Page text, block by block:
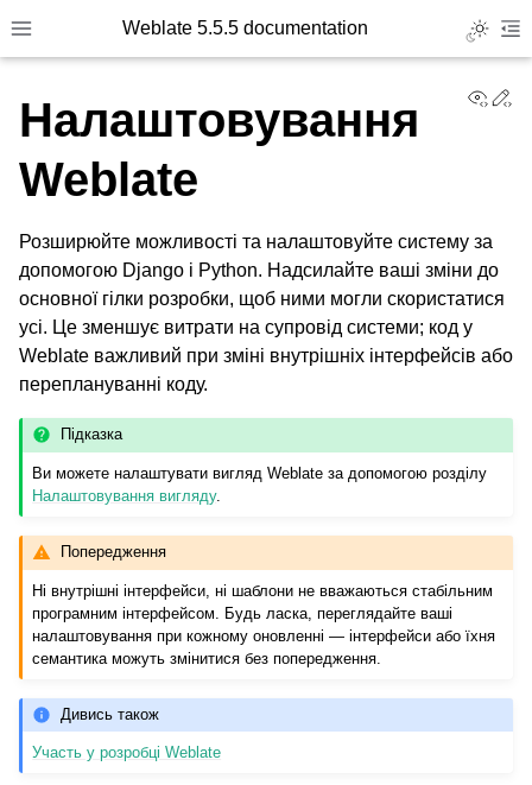
Toggle site navigation sidebar
Weblate 5.5.5 documentation Toggle
Налаштовування
Weblate
Розширюйте можливості та налаштовуйте систему за
допомогою Django і Python. Надсилайте ваші зміни до
основної гілки розробки, щоб ними могли скористатися
усі. Це зменшує витрати на супровід системи; код у
Weblate важливий при зміні внутрішніх інтерфейсів або
переплануванні коду.
Підказка
Ви можете налаштувати вигляд Weblate за допомогою розділу
Налаштовування вигляду.
Попередження
Ні внутрішні інтерфейси, ні шаблони не вважаються стабільним
програмним інтерфейсом. Будь ласка, переглядайте ваші
налаштовування при кожному оновленні — інтерфейси або їхня
семантика можуть змінитися без попередження.
Дивись також
Участь у розробці Weblate